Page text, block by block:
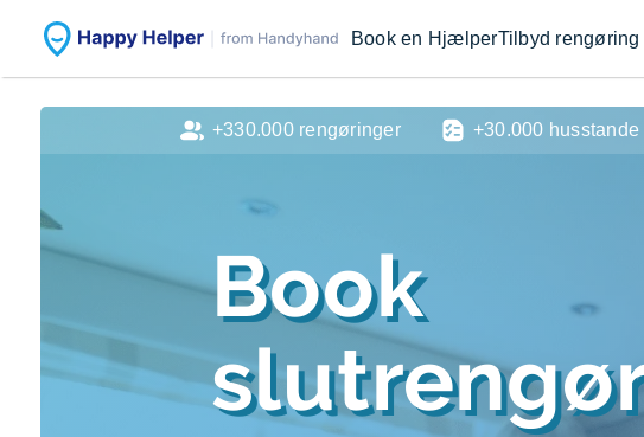
Book en HjælperTilbyd rengøring
Book
+330.000 rengøringer +30.000 husstande